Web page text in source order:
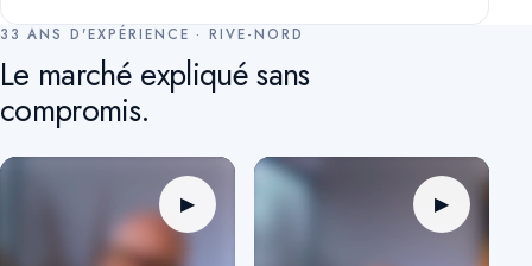
33 ANS D'EXPÉRIENCE · RIVE-NORD
Le marché expliqué sans
compromis.
▶ ▶